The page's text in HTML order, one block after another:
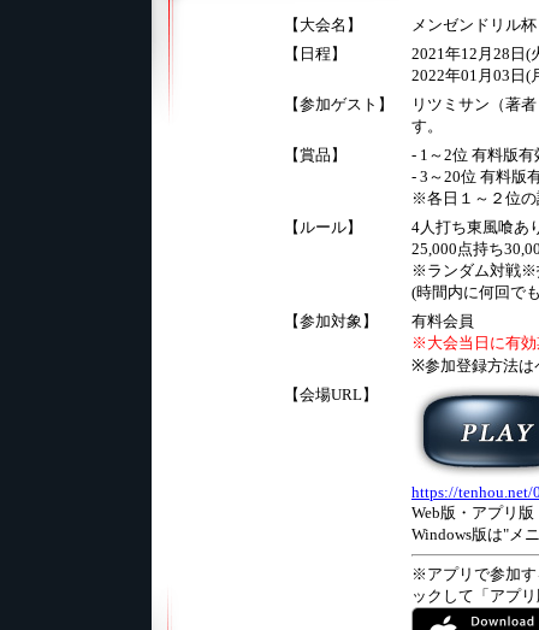
【大会名】
メンゼンドリル杯
【日程】
2021年12月28日(
2022年01月03日(
【参加ゲスト】
リツミサン（著
す。
【賞品】
- 1～2位 有料版
- 3～20位 有料版
※各日１～２位の
【ルール】
4人打ち東風喰あ
25,000点持ち
※ランダム対戦※
(時間内に何回で
【参加対象】
有料会員
※大会当日に有効
※参加登録方法は
【会場URL】
https://tenhou.net/
Web版・アプリ
Windows版は"メ
※アプリで参加す
ックして「アプ